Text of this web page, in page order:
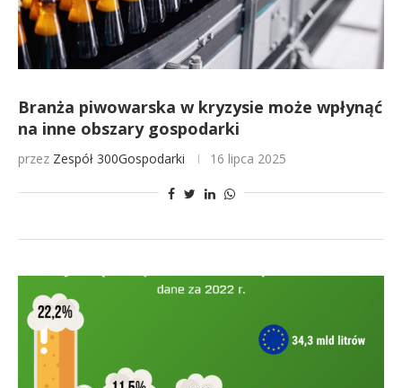
Branża piwowarska w kryzysie może wpłynąć
na inne obszary gospodarki
przez Zespół 300Gospodarki 16 lipca 2025